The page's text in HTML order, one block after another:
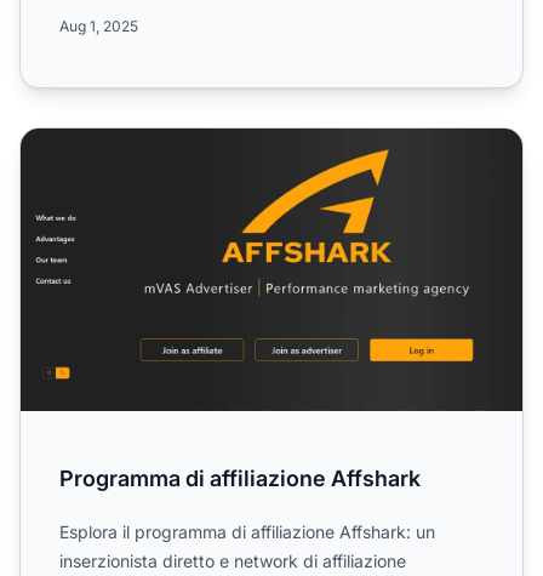
Aug 1, 2025
Programma di affiliazione Affshark
Programma di affiliazione Affshark
Esplora il programma di affiliazione Affshark: un
inserzionista diretto e network di affiliazione